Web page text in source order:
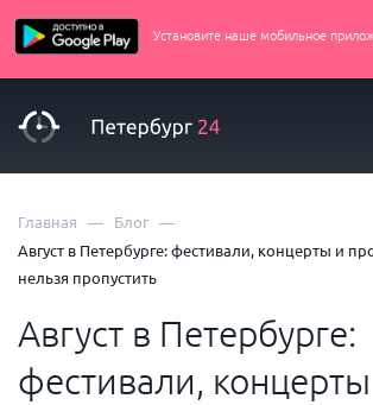
Установите наше мобильное
Главная — Блог —
Август в Петербурге: фестивали, концерты и
нельзя пропустить
Август в Петербурге:
фестивали,